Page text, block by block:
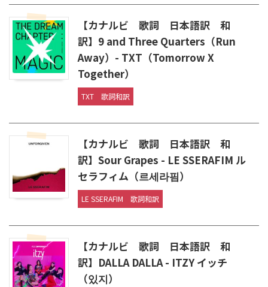
【カナルビ 歌詞 日本語訳 和
訳】9 and Three Quarters（Run
Away）- TXT（Tomorrow X
Together）
TXT 歌詞和訳
【カナルビ 歌詞 日本語訳 和
訳】Sour Grapes - LE SSERAFIM ル
セラフィム（르세라핌）
LE SSERAFIM 歌詞和訳
【カナルビ 歌詞 日本語訳 和
訳】DALLA DALLA - ITZY イッチ
（있지）